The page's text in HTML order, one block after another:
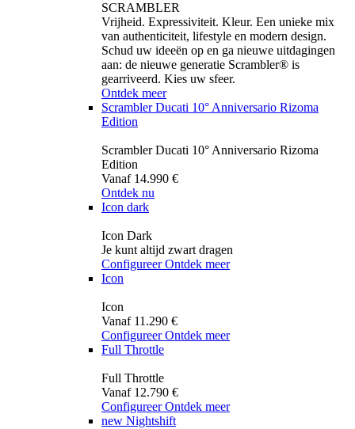
SCRAMBLER
Vrijheid. Expressiviteit. Kleur. Een unieke mix
van authenticiteit, lifestyle en modern design.
Schud uw ideeën op en ga nieuwe uitdagingen
aan: de nieuwe generatie Scrambler® is
gearriveerd. Kies uw sfeer.
Ontdek meer
Scrambler Ducati 10° Anniversario Rizoma
Edition
Scrambler Ducati 10° Anniversario Rizoma
Edition
Vanaf 14.990 €
Ontdek nu
Icon dark
Icon Dark
Je kunt altijd zwart dragen
Configureer Ontdek meer
Icon
Icon
Vanaf 11.290 €
Configureer Ontdek meer
Full Throttle
Full Throttle
Vanaf 12.790 €
Configureer Ontdek meer
new Nightshift